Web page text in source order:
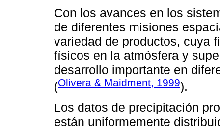
Con los avances en los
de diferentes misiones
variedad de productos, cuya
físicos en la atmósfera y
desarrollo importante en
(Olivera & Maidment, 1999).
Los datos de precipitación
están uniformemente